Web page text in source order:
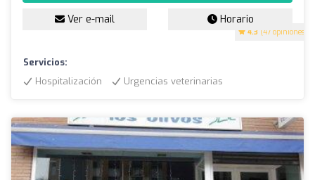
4.3 (47 opiniones)
Ver e-mail Horario
Servicios:
Hospitalización
Urgencias veterinarias